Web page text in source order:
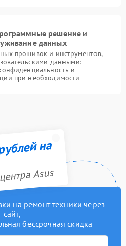
решение и
данных
прошивок и инструментов,
данными:
и
при необходимости
на
Asus
на ремонт техники через
сайт,
бессрочная скидка